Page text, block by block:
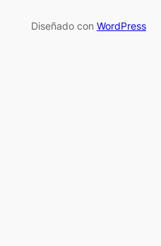
Diseñado con WordPress